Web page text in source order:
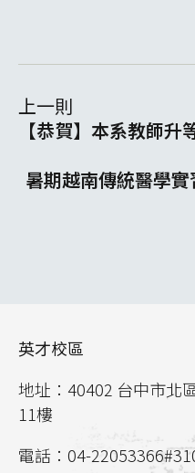
上一則
【恭賀】本系教師升
暑期越南傳統醫學
英才校區
地址：40402 台中市北
11樓
電話：04-